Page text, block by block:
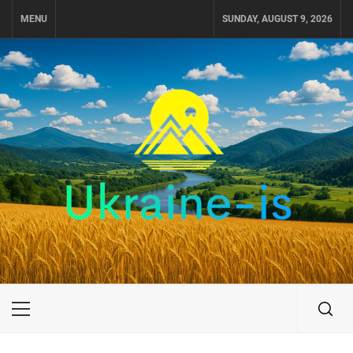
MENU SUNDAY, AUGUST 9, 2026
UKRAINE-IS
ПОДОРОЖI ПО УКРАЇНІ
Primary